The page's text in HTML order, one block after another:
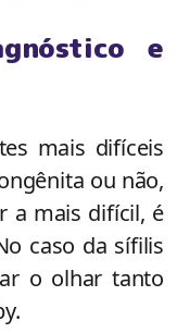
e
mais difíceis
ou não,
a mais difícil, é
caso da sífilis
o olhar tanto